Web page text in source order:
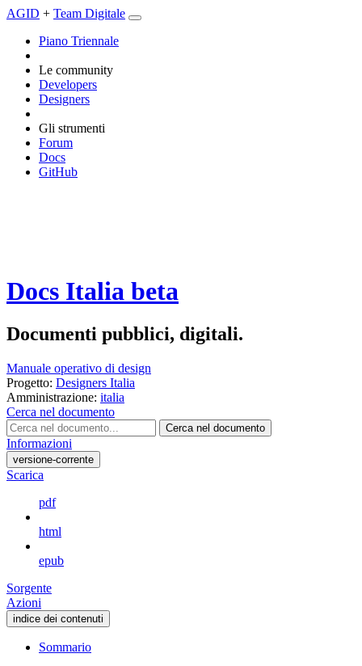
AGID + Team Digitale
Piano Triennale
Le community
Developers
Designers
Gli strumenti
Forum
Docs
GitHub
Docs Italia beta
Documenti pubblici, digitali.
Manuale operativo di design
Progetto: Designers Italia
Amministrazione: italia
Cerca nel documento
Cerca nel documento
Informazioni
versione-corrente
Scarica
pdf
html
epub
Sorgente
Azioni
indice dei contenuti
Sommario